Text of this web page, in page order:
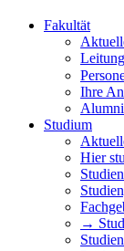
Fakultät
Ihre
Alumni
Studium
Hier
→